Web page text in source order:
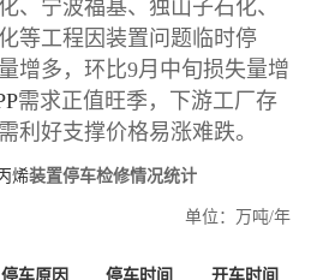
、宁波福基、独山子石化、
等工程因装置问题临时停
增多，环比9月中旬损失量增
需求正值旺季，下游工厂存
利好支撑价格易涨难跌。
烯装置停车检修情况统计
单位：万吨/年
停车原因 停车时间 开车时间